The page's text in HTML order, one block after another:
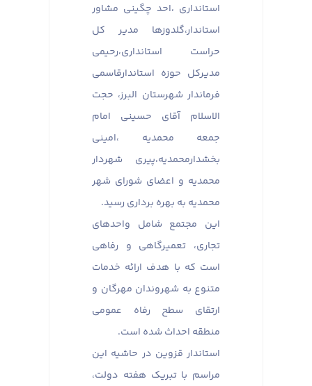
استانداری ،احد چگینی مشاور
استاندار،گلدوزها مدیر کل
حراست استانداری،رحیمی
مدیرکل حوزه استاندارقاسمی
فرماندار شهرستان البرز، حجت
الاسلام آقای حسینی امام
جمعه محمدیه ،امینی
بخشدارمحمدیه،پیری شهردار
محمدیه و اعضای شورای شهر
محمدیه به بهره برداری رسید.
این مجتمع شامل واحدهای
تجاری، تعمیرگاهی و رفاهی
است که با هدف ارائه خدمات
متنوع به شهروندان مهرگان و
ارتقای سطح رفاه عمومی
منطقه احداث شده است.
استاندار قزوین در حاشیه این
مراسم با تبریک هفته دولت،